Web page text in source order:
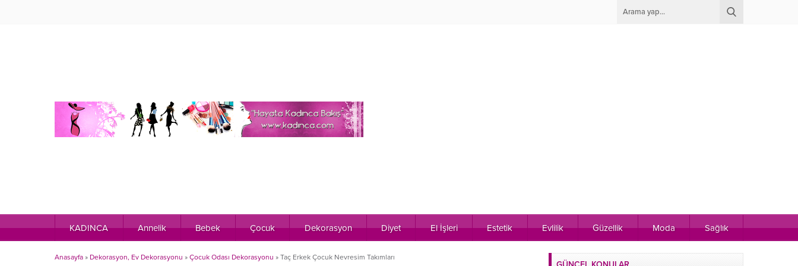
KADINCA Annelik Bebek Çocuk Dekorasyon Diyet El İşleri Estetik Evlilik Güzellik Moda Sağlık
Anasayfa » Dekorasyon, Ev Dekorasyonu » Çocuk Odası Dekorasyonu » Taç Erkek Çocuk Nevresim Takımları